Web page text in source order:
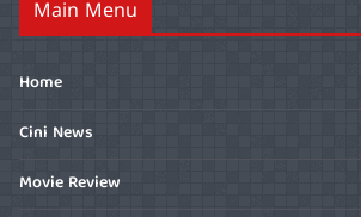
Main Menu
Home
Cini News
Movie Review